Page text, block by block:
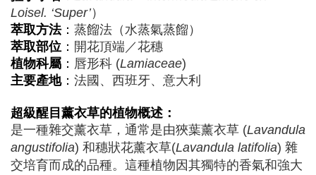
Loisel. ‘Super’）
萃取方法： 蒸餾法（水蒸氣蒸餾）
萃取部位 ： 開花頂端／花穗
植物科屬 ： 唇形科 (Lamiaceae)
主要產地： 法國、西班牙、意大利
超級醒目薰衣草的植物概述：
是一種雜交薰衣草，通常是由狹葉薰衣草 (Lavandula
angustifolia) 和穗狀花薰衣草(Lavandula latifolia) 雜
交培育而成的品種。這種植物因其獨特的香氣和強大